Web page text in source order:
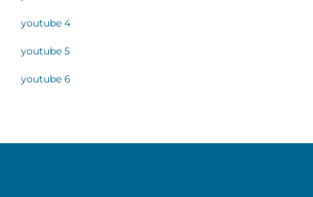
youtube 4
youtube 5
youtube 6